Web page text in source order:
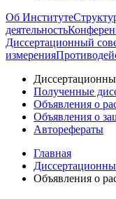
Об Институте
деятельность
Диссертационный
измерения
Полученные
Объявления о
Объявления о
Авторефераты
Главная
Объявления о